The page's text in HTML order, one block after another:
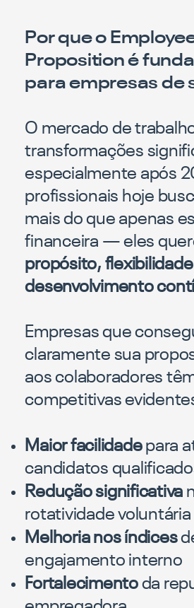
Por que o
Proposition é
para empresas de
O mercado de
transformações
especialmente após
profissionais hoje
mais do que apenas
financeira — eles
propósito,
desenvolvimento
Empresas que
claramente sua
aos colaboradores
competitivas
Maior facilidadepara
candidatos
Redução significativa
rotatividade voluntária
Melhoria nos índices
engajamento interno
Fortalecimento da